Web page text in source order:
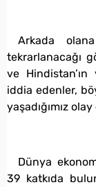
Arkada
tekrarlanacağı
ve Hindistan’ın
iddia edenler,
yaşadığımız
Dünya
39 katkıda